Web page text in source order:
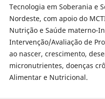
Tecnologia em Soberania e
Nordeste, com apoio do
Nutrição e Saúde materno-
Intervenção/Avaliação de
ao nascer, crescimento,
micronutrientes, doenças
Alimentar e Nutricional.